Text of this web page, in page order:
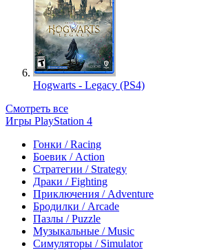
Hogwarts - Legacy (PS4)
Смотреть все
Игры PlayStation 4
Гонки / Racing
Боевик / Action
Стратегии / Strategy
Драки / Fighting
Приключения / Adventure
Бродилки / Arcade
Пазлы / Puzzle
Музыкальные / Music
Симуляторы / Simulator